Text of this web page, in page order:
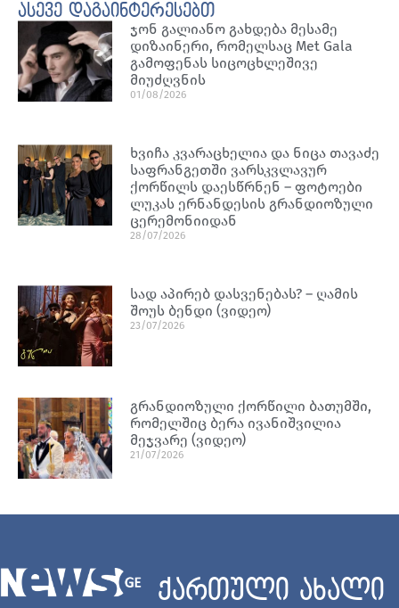
ასევე დაგაინტერესებთ
ჯონ გალიანო გახდება მესამე
დიზაინერი, რომელსაც Met Gala
გამოფენას სიცოცხლეშივე
მიუძღვნის
01/08/2026
ხვიჩა კვარაცხელია და ნიცა თავაძე
საფრანგეთში ვარსკვლავურ
ქორწილს დაესწრნენ – ფოტოები
ლუკას ერნანდესის გრანდიოზული
ცერემონიიდან
28/07/2026
სად აპირებ დასვენებას? – ღამის
შოუს ბენდი (ვიდეო)
23/07/2026
გრანდიოზული ქორწილი ბათუმში,
რომელშიც ბერა ივანიშვილია
მეჯვარე (ვიდეო)
21/07/2026
ქართული ახალი